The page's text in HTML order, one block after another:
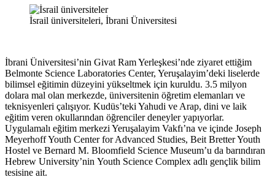
İsrail üniversiteleri, İbrani Üniversitesi
İbrani Üniversitesi’nin Givat Ram Yerleşkesi’nde ziyaret ettiğim
Belmonte Science Laboratories Center, Yeruşalayim’deki liselerde
bilimsel eğitimin düzeyini yükseltmek için kuruldu. 3.5 milyon
dolara mal olan merkezde, üniversitenin öğretim elemanları ve
teknisyenleri çalışıyor. Kudüs’teki Yahudi ve Arap, dini ve laik
eğitim veren okullarından öğrenciler deneyler yapıyorlar.
Uygulamalı eğitim merkezi Yeruşalayim Vakfı’na ve içinde Joseph
Meyerhoff Youth Center for Advanced Studies, Beit Bretter Youth
Hostel ve Bernard M. Bloomfield Science Museum’u da barındıran
Hebrew University’nin Youth Science Complex adlı gençlik bilim
tesisine ait.